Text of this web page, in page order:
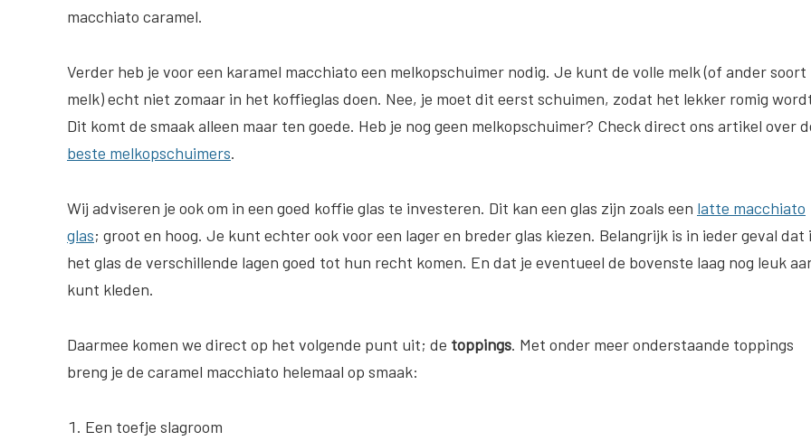
macchiato caramel.
Verder heb je voor een karamel macchiato een melkopschuimer nodig. Je kunt de volle melk (of ander soort
melk) echt niet zomaar in het koffieglas doen. Nee, je moet dit eerst schuimen, zodat het lekker romig
Dit komt de smaak alleen maar ten goede. Heb je nog geen melkopschuimer? Check direct ons artikel over
beste melkopschuimers.
Wij adviseren je ook om in een goed koffie glas te investeren. Dit kan een glas zijn zoals een latte macchiato
glas; groot en hoog. Je kunt echter ook voor een lager en breder glas kiezen. Belangrijk is in ieder geval dat
het glas de verschillende lagen goed tot hun recht komen. En dat je eventueel de bovenste laag nog leuk
kunt kleden.
Daarmee komen we direct op het volgende punt uit; de toppings. Met onder meer onderstaande toppings
breng je de caramel macchiato helemaal op smaak:
Een toefje slagroom